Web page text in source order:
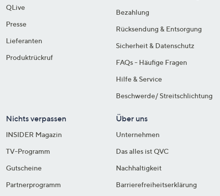
QLive
Presse
Lieferanten
Produktrückruf
Bezahlung
Rücksendung & Entsorgung
Sicherheit & Datenschutz
FAQs - Häufige Fragen
Hilfe & Service
Beschwerde/ Streitschlichtung
Nichts verpassen
INSIDER Magazin
TV-Programm
Gutscheine
Partnerprogramm
Über uns
Unternehmen
Das alles ist QVC
Nachhaltigkeit
Barrierefreiheitserklärung